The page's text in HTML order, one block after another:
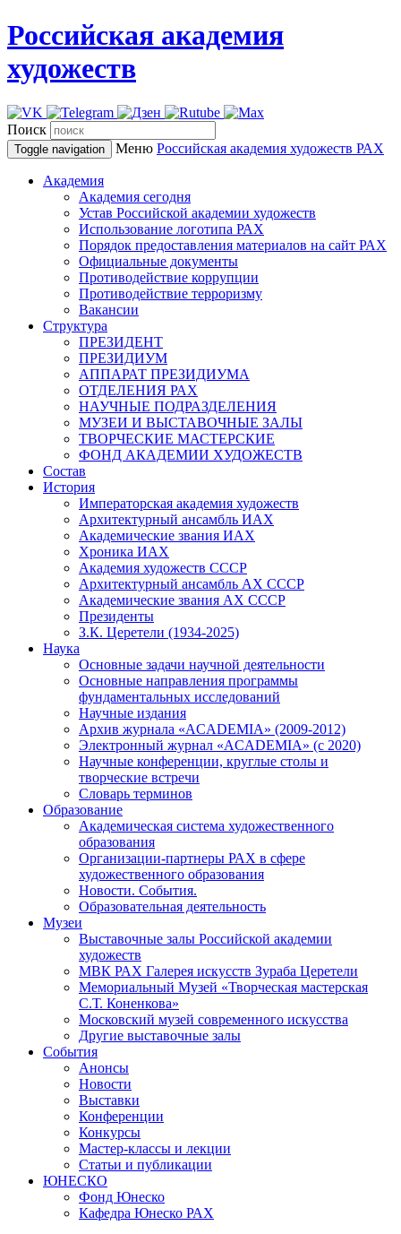
Российская академия
художеств
Поиск
Toggle navigation Меню Российская академия художеств РАХ
Академия
Академия сегодня
Устав Российской академии художеств
Использование логотипа РАХ
Порядок предоставления материалов на сайт РАХ
Официальные документы
Противодействие коррупции
Противодействие терроризму
Вакансии
Структура
ПРЕЗИДЕНТ
ПРЕЗИДИУМ
АППАРАТ ПРЕЗИДИУМА
ОТДЕЛЕНИЯ РАХ
НАУЧНЫЕ ПОДРАЗДЕЛЕНИЯ
МУЗЕИ И ВЫСТАВОЧНЫЕ ЗАЛЫ
ТВОРЧЕСКИЕ МАСТЕРСКИЕ
ФОНД АКАДЕМИИ ХУДОЖЕСТВ
Состав
История
Императорская академия художеств
Архитектурный ансамбль ИАХ
Академические звания ИАХ
Хроника ИАХ
Академия художеств СССР
Архитектурный ансамбль АХ СССР
Академические звания АХ СССР
Президенты
З.К. Церетели (1934-2025)
Наука
Основные задачи научной деятельности
Основные направления программы
фундаментальных исследований
Научные издания
Архив журнала «ACADEMIA» (2009-2012)
Электронный журнал «ACADEMIA» (с 2020)
Научные конференции, круглые столы и
творческие встречи
Словарь терминов
Образование
Академическая система художественного
образования
Организации-партнеры РАХ в сфере
художественного образования
Новости. События.
Образовательная деятельность
Музеи
Выставочные залы Российской академии
художеств
МВК РАХ Галерея искусств Зураба Церетели
Мемориальный Музей «Творческая мастерская
С.Т. Коненкова»
Московский музей современного искусства
Другие выставочные залы
События
Анонсы
Новости
Выставки
Конференции
Конкурсы
Мастер-классы и лекции
Статьи и публикации
ЮНЕСКО
Фонд Юнеско
Кафедра Юнеско РАХ